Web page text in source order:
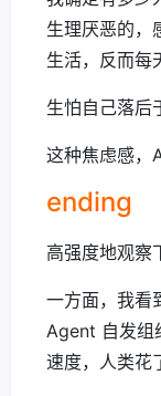
生理厌恶的，
生活，反而每
生怕自己落后
这种焦虑感，
ending
高强度地观察
一方面，我看
Agent 自发组
速度，人类花